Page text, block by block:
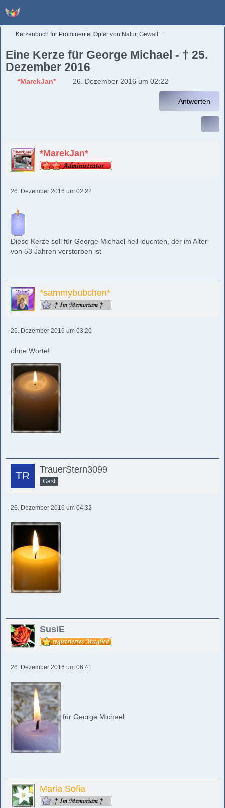
Kerzenbuch für Prominente, Opfer von Natur, Gewalt...
Eine Kerze für George Michael - † 25.
Dezember 2016
*MarekJan* 26. Dezember 2016 um 02:22
Antworten
*MarekJan*
26. Dezember 2016 um 02:22
Diese Kerze soll für George Michael hell leuchten, der im Alter
von 53 Jahren verstorben ist
*sammybubchen*
26. Dezember 2016 um 03:20
ohne Worte!
TrauerStern3099
Gast
26. Dezember 2016 um 04:32
SusiE
26. Dezember 2016 um 06:41
für George Michael
Maria Sofia